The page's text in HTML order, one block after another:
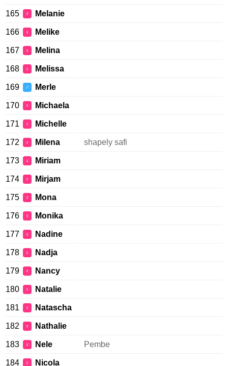
165 ♀ Melanie
166 ♀ Melike
167 ♀ Melina
168 ♀ Melissa
169 ♂ Merle
170 ♀ Michaela
171 ♀ Michelle
172 ♀ Milena shapely safi
173 ♀ Miriam
174 ♀ Mirjam
175 ♀ Mona
176 ♀ Monika
177 ♀ Nadine
178 ♀ Nadja
179 ♀ Nancy
180 ♀ Natalie
181 ♀ Natascha
182 ♀ Nathalie
183 ♀ Nele Pembe
184 ♀ Nicola